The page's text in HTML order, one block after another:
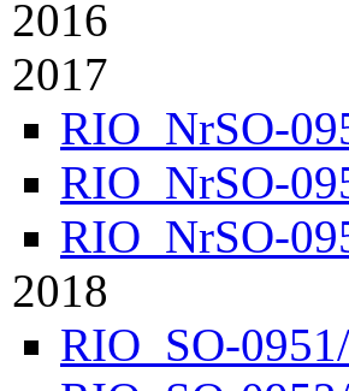
2016
2017
RIO_NrSO-
RIO_NrSO-
RIO_NrSO-
2018
RIO_SO-